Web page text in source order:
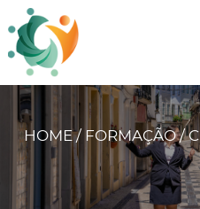
HOME / FORMAÇÃO /